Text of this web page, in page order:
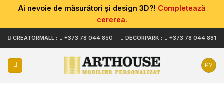
Ai nevoie de măsurători și design 3D?! Completează
cererea.
CREATORMALL : +373 78 044 850 DECORPARK : +373 78 044 881
РУ